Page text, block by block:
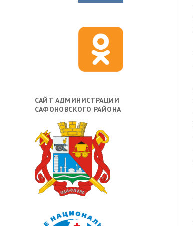
САЙТ АДМИНИСТРАЦИИ
САФОНОВСКОГО РАЙОНА